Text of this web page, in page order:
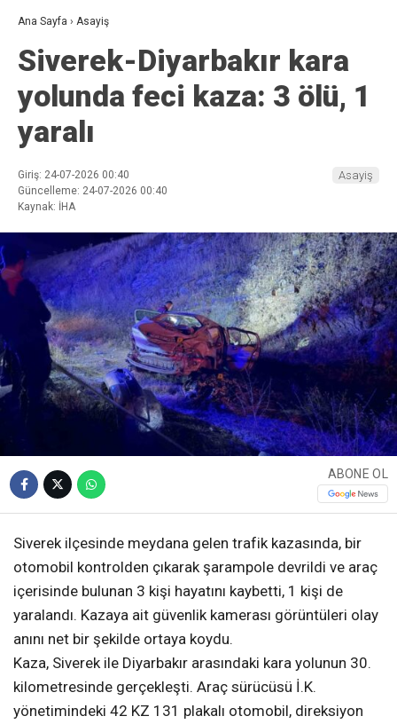
Ana Sayfa › Asayiş
Siverek-Diyarbakır kara
yolunda feci kaza: 3 ölü, 1
yaralı
Giriş: 24-07-2026 00:40
Güncelleme: 24-07-2026 00:40
Kaynak: İHA
Asayiş
ABONE OL
Siverek ilçesinde meydana gelen trafik kazasında, bir
otomobil kontrolden çıkarak şarampole devrildi ve araç
içerisinde bulunan 3 kişi hayatını kaybetti, 1 kişi de
yaralandı. Kazaya ait güvenlik kamerası görüntüleri olay
anını net bir şekilde ortaya koydu.
Kaza, Siverek ile Diyarbakır arasındaki kara yolunun 30.
kilometresinde gerçekleşti. Araç sürücüsü İ.K.
yönetimindeki 42 KZ 131 plakalı otomobil, direksiyon